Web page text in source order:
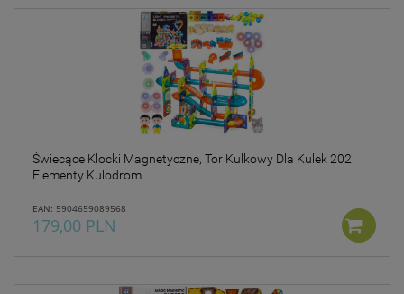
Świecące Klocki Magnetyczne, Tor Kulkowy Dla Kulek 202
Elementy Kulodrom
EAN: 5904659089568
179,00 PLN